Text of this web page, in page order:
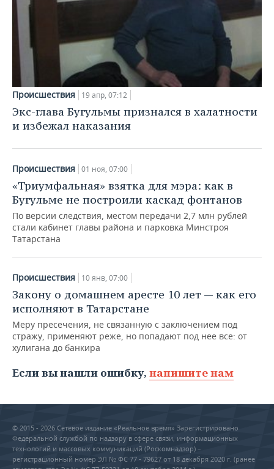
Происшествия 19 апр, 07:12
Экс-глава Бугульмы признался в халатности
и избежал наказания
Происшествия 01 ноя, 07:00
«Триумфальная» взятка для мэра: как в
Бугульме не построили каскад фонтанов
По версии следствия, местом передачи 2,7 млн рублей
стали кабинет главы района и парковка Минстроя
Татарстана
Происшествия 10 янв, 07:00
Закону о домашнем аресте 10 лет — как его
исполняют в Татарстане
Меру пресечения, не связанную с заключением под
стражу, применяют реже, но попадают под нее все: от
хулигана до банкира
Если вы нашли ошибку, напишите нам
© 2015 - 2026 Сетевое издание «Реальное время» Зарегистрировано
Федеральной службой по надзору в сфере связи, информационных
технологий и массовых коммуникаций (Роскомнадзор) –
регистрационный номер ЭЛ № ФС 77 - 79627 от 18 декабря 2020 г. (ранее